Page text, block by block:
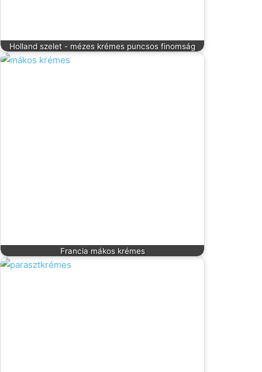
Holland szelet - mézes krémes puncsos finomság
Francia mákos krémes